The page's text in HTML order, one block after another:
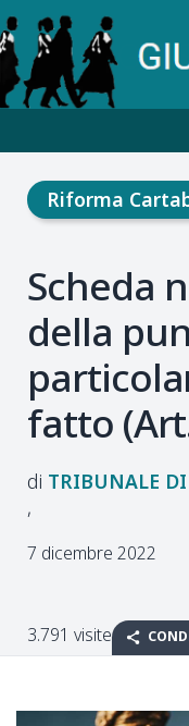
Riforma
Scheda
della
fatto
TRIBUNALE
7 dicembre 2022
3.791 visite